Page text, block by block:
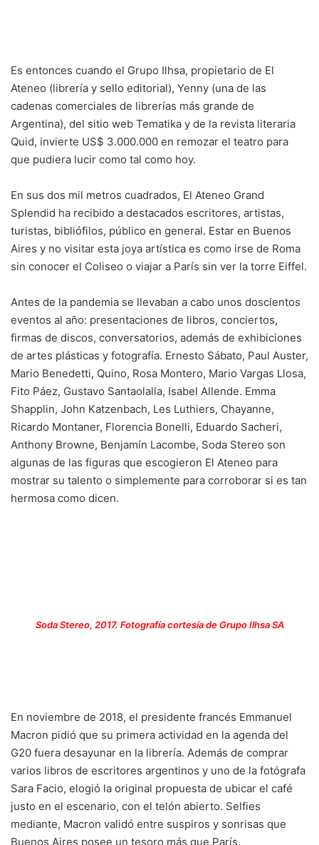
Es entonces cuando el Grupo Ilhsa, propietario de El
Ateneo (librería y sello editorial), Yenny (una de las
cadenas comerciales de librerías más grande de
Argentina), del sitio web Tematika y de la revista literaria
Quid, invierte US$ 3.000.000 en remozar el teatro para
que pudiera lucir como tal como hoy.
En sus dos mil metros cuadrados, El Ateneo Grand
Splendid ha recibido a destacados escritores, artistas,
turistas, bibliófilos, público en general. Estar en Buenos
Aires y no visitar esta joya artística es como irse de Roma
sin conocer el Coliseo o viajar a París sin ver la torre Eiffel.
Antes de la pandemia se llevaban a cabo unos doscientos
eventos al año: presentaciones de libros, conciertos,
firmas de discos, conversatorios, además de exhibiciones
de artes plásticas y fotografía. Ernesto Sábato, Paul Auster,
Mario Benedetti, Quino, Rosa Montero, Mario Vargas Llosa,
Fito Páez, Gustavo Santaolalla, Isabel Allende. Emma
Shapplin, John Katzenbach, Les Luthiers, Chayanne,
Ricardo Montaner, Florencia Bonelli, Eduardo Sacheri,
Anthony Browne, Benjamín Lacombe, Soda Stereo son
algunas de las figuras que escogieron El Ateneo para
mostrar su talento o simplemente para corroborar si es tan
hermosa como dicen.
Soda Stereo, 2017. Fotografía cortesía de Grupo Ilhsa SA
En noviembre de 2018, el presidente francés Emmanuel
Macron pidió que su primera actividad en la agenda del
G20 fuera desayunar en la librería. Además de comprar
varios libros de escritores argentinos y uno de la fotógrafa
Sara Facio, elogió la original propuesta de ubicar el café
justo en el escenario, con el telón abierto. Selfies
mediante, Macron validó entre suspiros y sonrisas que
Buenos Aires posee un tesoro más que París.